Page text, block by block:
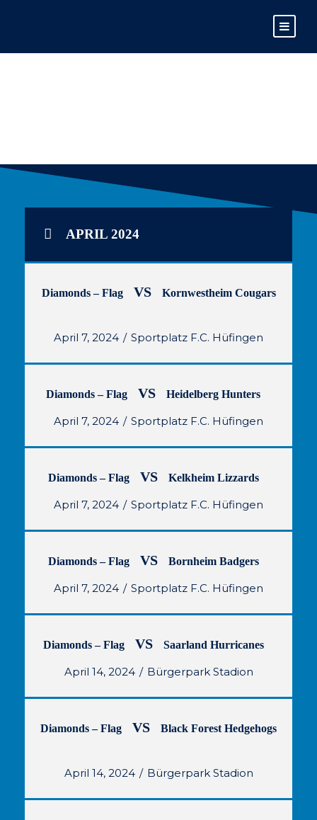
APRIL 2024
Diamonds – Flag VS Kornwestheim Cougars
April 7, 2024 ​Sportplatz F.C. Hüfingen
Diamonds – Flag VS Heidelberg Hunters
April 7, 2024 ​Sportplatz F.C. Hüfingen
Diamonds – Flag VS Kelkheim Lizzards
April 7, 2024 ​Sportplatz F.C. Hüfingen
Diamonds – Flag VS Bornheim Badgers
April 7, 2024 ​Sportplatz F.C. Hüfingen
Diamonds – Flag VS Saarland Hurricanes
April 14, 2024 Bürgerpark Stadion
Diamonds – Flag VS Black Forest Hedgehogs
April 14, 2024 Bürgerpark Stadion